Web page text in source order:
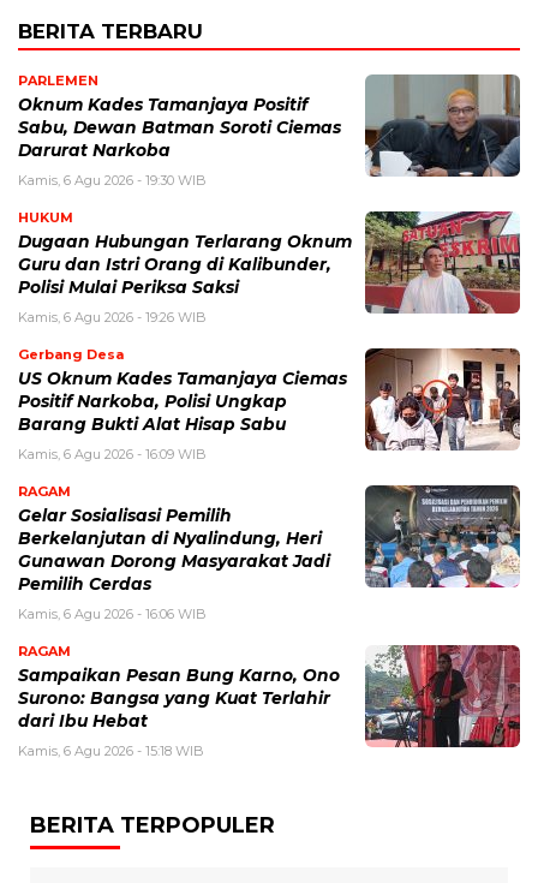
BERITA TERBARU
PARLEMEN
Oknum Kades Tamanjaya Positif
Sabu, Dewan Batman Soroti Ciemas
Darurat Narkoba
Kamis, 6 Agu 2026 - 19:30 WIB
HUKUM
Dugaan Hubungan Terlarang Oknum
Guru dan Istri Orang di Kalibunder,
Polisi Mulai Periksa Saksi
Kamis, 6 Agu 2026 - 19:26 WIB
Gerbang Desa
US Oknum Kades Tamanjaya Ciemas
Positif Narkoba, Polisi Ungkap
Barang Bukti Alat Hisap Sabu
Kamis, 6 Agu 2026 - 16:09 WIB
RAGAM
Gelar Sosialisasi Pemilih
Berkelanjutan di Nyalindung, Heri
Gunawan Dorong Masyarakat Jadi
Pemilih Cerdas
Kamis, 6 Agu 2026 - 16:06 WIB
RAGAM
Sampaikan Pesan Bung Karno, Ono
Surono: Bangsa yang Kuat Terlahir
dari Ibu Hebat
Kamis, 6 Agu 2026 - 15:18 WIB
BERITA TERPOPULER